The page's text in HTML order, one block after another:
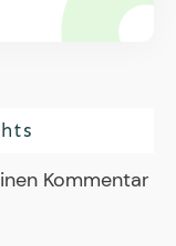
Kommentar